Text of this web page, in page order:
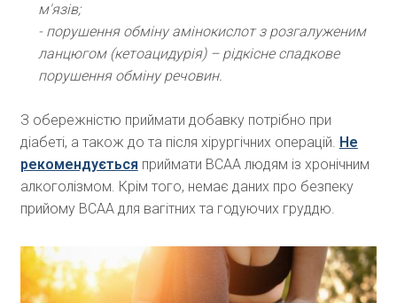
м'язів;
- порушення обміну амінокислот з розгалуженим
ланцюгом (кетоацидурія) – рідкісне спадкове
порушення обміну речовин.
З обережністю приймати добавку потрібно при
діабеті, а також до та після хірургічних операцій. Не
рекомендується приймати ВСАА людям із хронічним
алкоголізмом. Крім того, немає даних про безпеку
прийому ВСАА для вагітних та годуючих груддю.